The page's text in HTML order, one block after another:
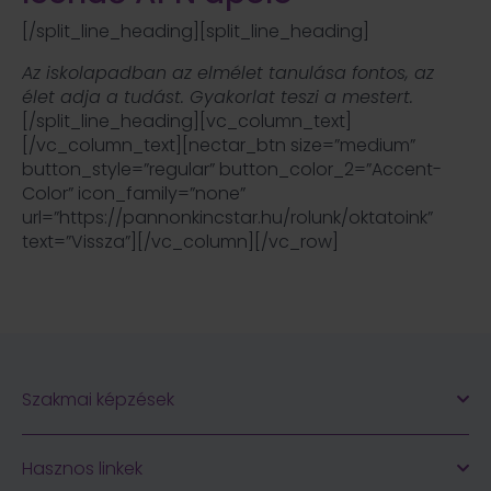
[/split_line_heading][split_line_heading]
Az iskolapadban az elmélet tanulása fontos, az
élet adja a tudást. Gyakorlat teszi a mestert.
[/split_line_heading][vc_column_text]
[/vc_column_text][nectar_btn size=”medium”
button_style=”regular” button_color_2=”Accent-
Color” icon_family=”none”
url=”https://pannonkincstar.hu/rolunk/oktatoink”
text=”Vissza”][/vc_column][/vc_row]
Szakmai képzések
Hasznos linkek